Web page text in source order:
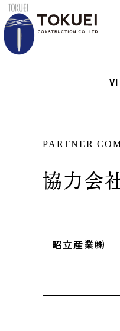
PARTNER
協力会
昭立産業㈱